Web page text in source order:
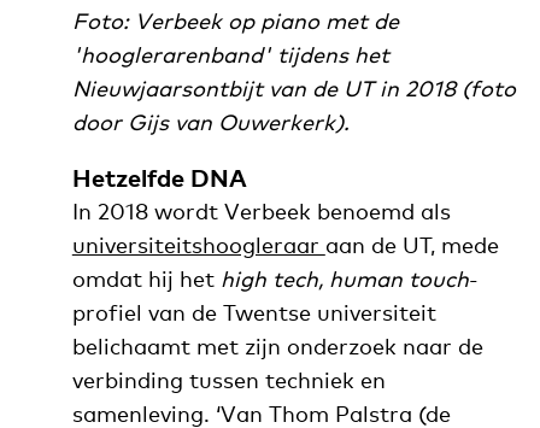
Foto: Verbeek op piano met de
'hooglerarenband' tijdens het
Nieuwjaarsontbijt van de UT in 2018 (foto
door Gijs van Ouwerkerk).
Hetzelfde DNA
In 2018 wordt Verbeek benoemd als
universiteitshoogleraar aan de UT, mede
omdat hij het high tech, human touch-
profiel van de Twentse universiteit
belichaamt met zijn onderzoek naar de
verbinding tussen techniek en
samenleving. ‘Van Thom Palstra (de